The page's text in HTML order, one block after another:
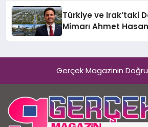
Türkiye ve Irak’taki
Mimarı Ahmet
Hayata Geçirecek
Gerçek Magazinin